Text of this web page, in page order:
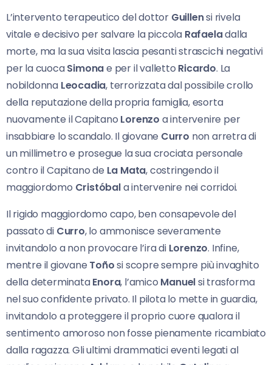
L’intervento terapeutico del dottor Guillensi rivela
vitale e decisivo per salvare la piccola Rafaeladalla
morte, ma la sua visita lascia pesanti strascichi negativi
per la cuocaSimonae per il valletto Ricardo. La
nobildonna Leocadia, terrorizzata dal possibile crollo
della reputazione della propria famiglia, esorta
nuovamente il Capitano Lorenzo a intervenire per
insabbiare lo scandalo. Il giovane Curro non arretra di
un millimetro e prosegue la sua crociata personale
contro il Capitano de La Mata, costringendo il
maggiordomo Cristóbala intervenire nei corridoi.
Il rigido maggiordomo capo, ben consapevole del
passato di Curro, lo ammonisce severamente
invitandolo a non provocare l’ira di Lorenzo. Infine,
mentre il giovane Toñosi scopre sempre più invaghito
della determinataEnora, l’amico Manuelsi trasforma
nel suo confidente privato. Il pilota lo mette in guardia,
invitandolo a proteggere il proprio cuore qualora il
sentimento amoroso non fosse pienamente ricambiato
dalla ragazza. Gli ultimi drammatici eventi legati al